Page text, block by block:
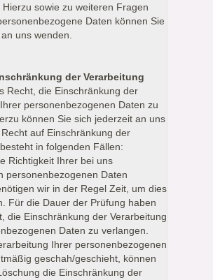
Hierzu sowie zu weiteren Fragen
Daten können Sie
an uns wenden.
der Verarbeitung
Recht, die Einschränkung der
personenbezogenen Daten zu
können Sie sich jederzeit an uns
Recht auf Einschränkung der
in folgenden Fällen:
Richtigkeit Ihrer bei uns
personenbezogenen Daten
wir in der Regel Zeit, um dies
Für die Dauer der Prüfung haben
die Einschränkung der Verarbeitung
Daten zu verlangen.
Ihrer personenbezogenen
geschah/geschieht, können
die Einschränkung der